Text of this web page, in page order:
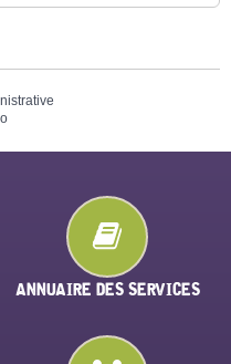
ANNUAIRE DES SERVICES